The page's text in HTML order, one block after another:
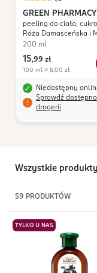
GREEN PHARMACY
peeling do ciała,
Róża Damasceńska i
Shea
200 ml
15,99 zł
100 ml = 8,00 zł
Niedostępny
Sprawdź
drogerii
Wszystkie
59 PRODUKTÓW
TYLKO U NAS